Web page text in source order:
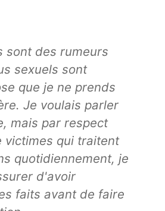
sont des rumeurs
sexuels sont
que je ne prends
Je voulais parler
mais par respect
victimes qui traitent
quotidiennement, je
d'avoir
faits avant de faire